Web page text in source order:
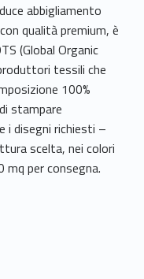
abbigliamento
qualità premium, è
(Global Organic
tessili che
100%
stampare
i disegni richiesti –
scelta, nei colori
per consegna.